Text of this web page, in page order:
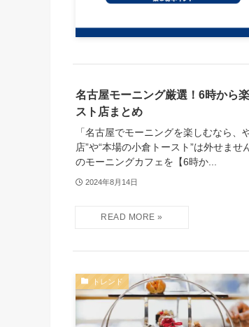
名古屋モーニング厳選！6時から
スト店まとめ
「名古屋でモーニングを楽しむなら、
店”や“本場の小倉トースト”は外せま
のモーニングカフェを【6時か...
2024年8月14日
トレンド